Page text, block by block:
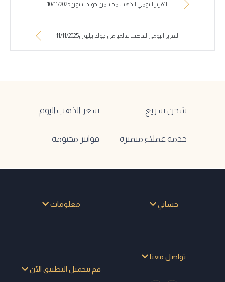
التقرير اليومي للذهب محليا من جولد بيليون10/11/2025
التقرير اليومي للذهب عالميا من جولد بيليون11/11/2025
شحن سريع سعر الذهب اليوم
خدمة عملاء متميزة فواتير مختومة
حسابي معلومات
تواصل معنا
قم بتحميل التطبيق الآن